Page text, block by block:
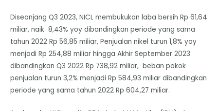
Diseanjang Q3 2023, NICL membukukan laba bersih Rp 61,64
miliar, naik 8,43% yoy dibandingkan periode yang sama
tahun 2022 Rp 56,85 miliar, Penjualan nikel turun 1,8% yoy
menjadi Rp 254,88 miliar hingga Akhir September 2023
dibandingkan Q3 2022 Rp 738,92 miliar, beban pokok
penjualan turun 3,2% menjadi Rp 584,93 miliar dibandingkan
periode yang sama tahun 2022 Rp 604,27 miliar.